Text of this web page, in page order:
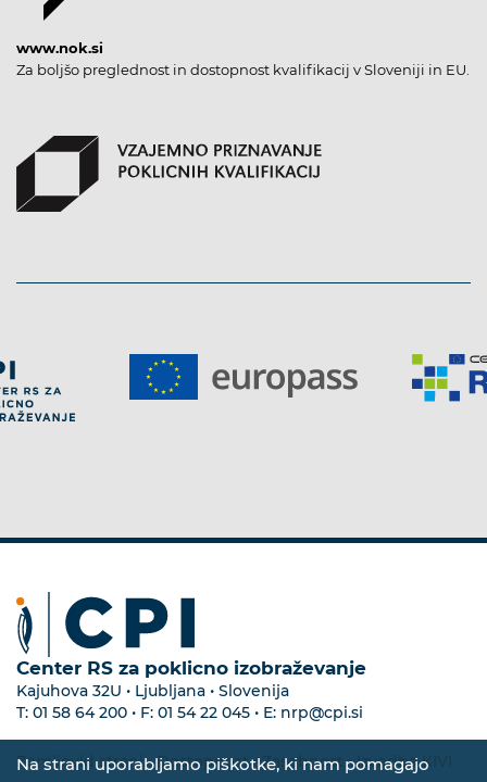
Na strani uporabljamo piškotke, ki nam pomagajo
www.nok.si
Za boljšo preglednost in dostopnost kvalifikacij v Sloveniji in EU.
Center RS za poklicno izobraževanje
Kajuhova 32U • Ljubljana • Slovenija
T: 01 58 64 200 • F: 01 54 22 045 • E: nrp@cpi.si
Zemljevid strani•Dostopnost•Zasebnost •Izvedba KIVI